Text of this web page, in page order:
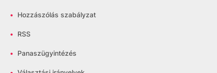
• Hozzászólás szabályzat
• RSS
• Panaszügyintézés